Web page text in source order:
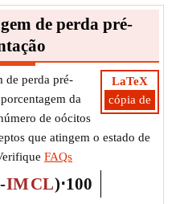
de perda pré-
LaTeX
cópia de
de perda pré-
da
de oócitos
que atingem o estado de
FAQs
-IMCL)⋅100